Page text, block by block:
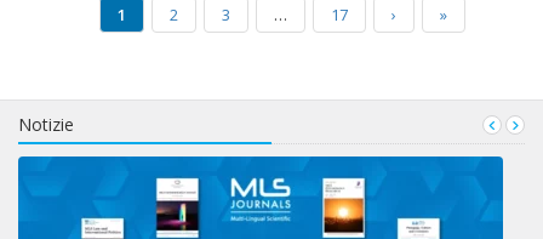
1 2 3 … 17 › »
Notizie